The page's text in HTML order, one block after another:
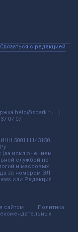
Связаться с редакцией
help@spark.ru
07-07
500111143150
(за исключением
службой по
и массовых
за номером ЭЛ
или Редакция
сайтом
Политика